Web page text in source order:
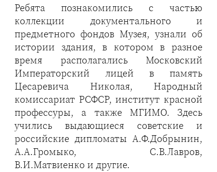
Ребята познакомились с частью
коллекции документального и
предметного фондов Музея, узнали об
истории здания, в котором в разное
время располагались Московский
Императорский лицей в память
Цесаревича Николая, Народный
комиссариат РСФСР, институт красной
профессуры, а также МГИМО. Здесь
учились выдающиеся советские и
российские дипломаты А.Ф.Добрынин,
А.А.Громыко, С.В.Лавров,
В.И.Матвиенко и другие.